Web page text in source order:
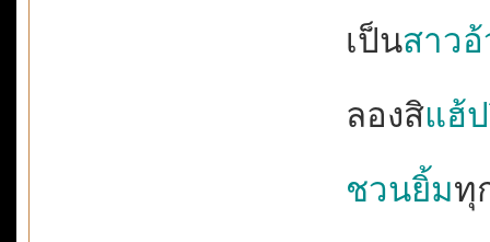
เป็นสาว
ลองสิแฮ้
ชวนยิ้มทุ